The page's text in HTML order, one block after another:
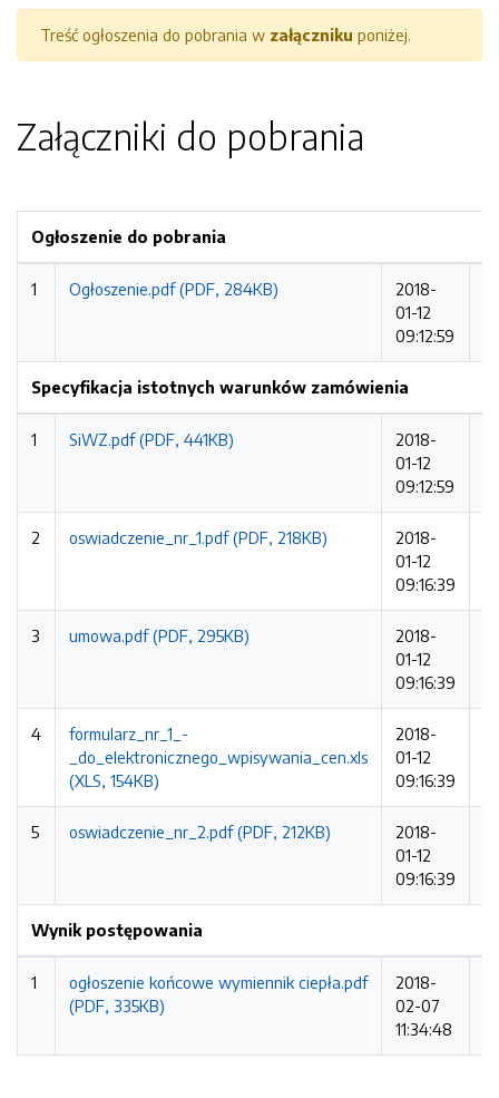
Treść ogłoszenia do pobrania w załączniku poniżej.
Załączniki do pobrania
Ogłoszenie do pobrania
1 Ogłoszenie.pdf (PDF, 284KB)
2018-
01-12
09:12:59
Specyfikacja istotnych warunków zamówienia
1 SiWZ.pdf (PDF, 441KB)
2018-
01-12
09:12:59
2 oswiadczenie_nr_1.pdf (PDF, 218KB)
2018-
01-12
09:16:39
3 umowa.pdf (PDF, 295KB)
2018-
01-12
09:16:39
4
formularz_nr_1_-
_do_elektronicznego_wpisywania_cen.xls
(XLS, 154KB)
2018-
01-12
09:16:39
5 oswiadczenie_nr_2.pdf (PDF, 212KB)
2018-
01-12
09:16:39
Wynik postępowania
1
ogłoszenie końcowe wymiennik ciepła.pdf
(PDF, 335KB)
2018-
02-07
11:34:48